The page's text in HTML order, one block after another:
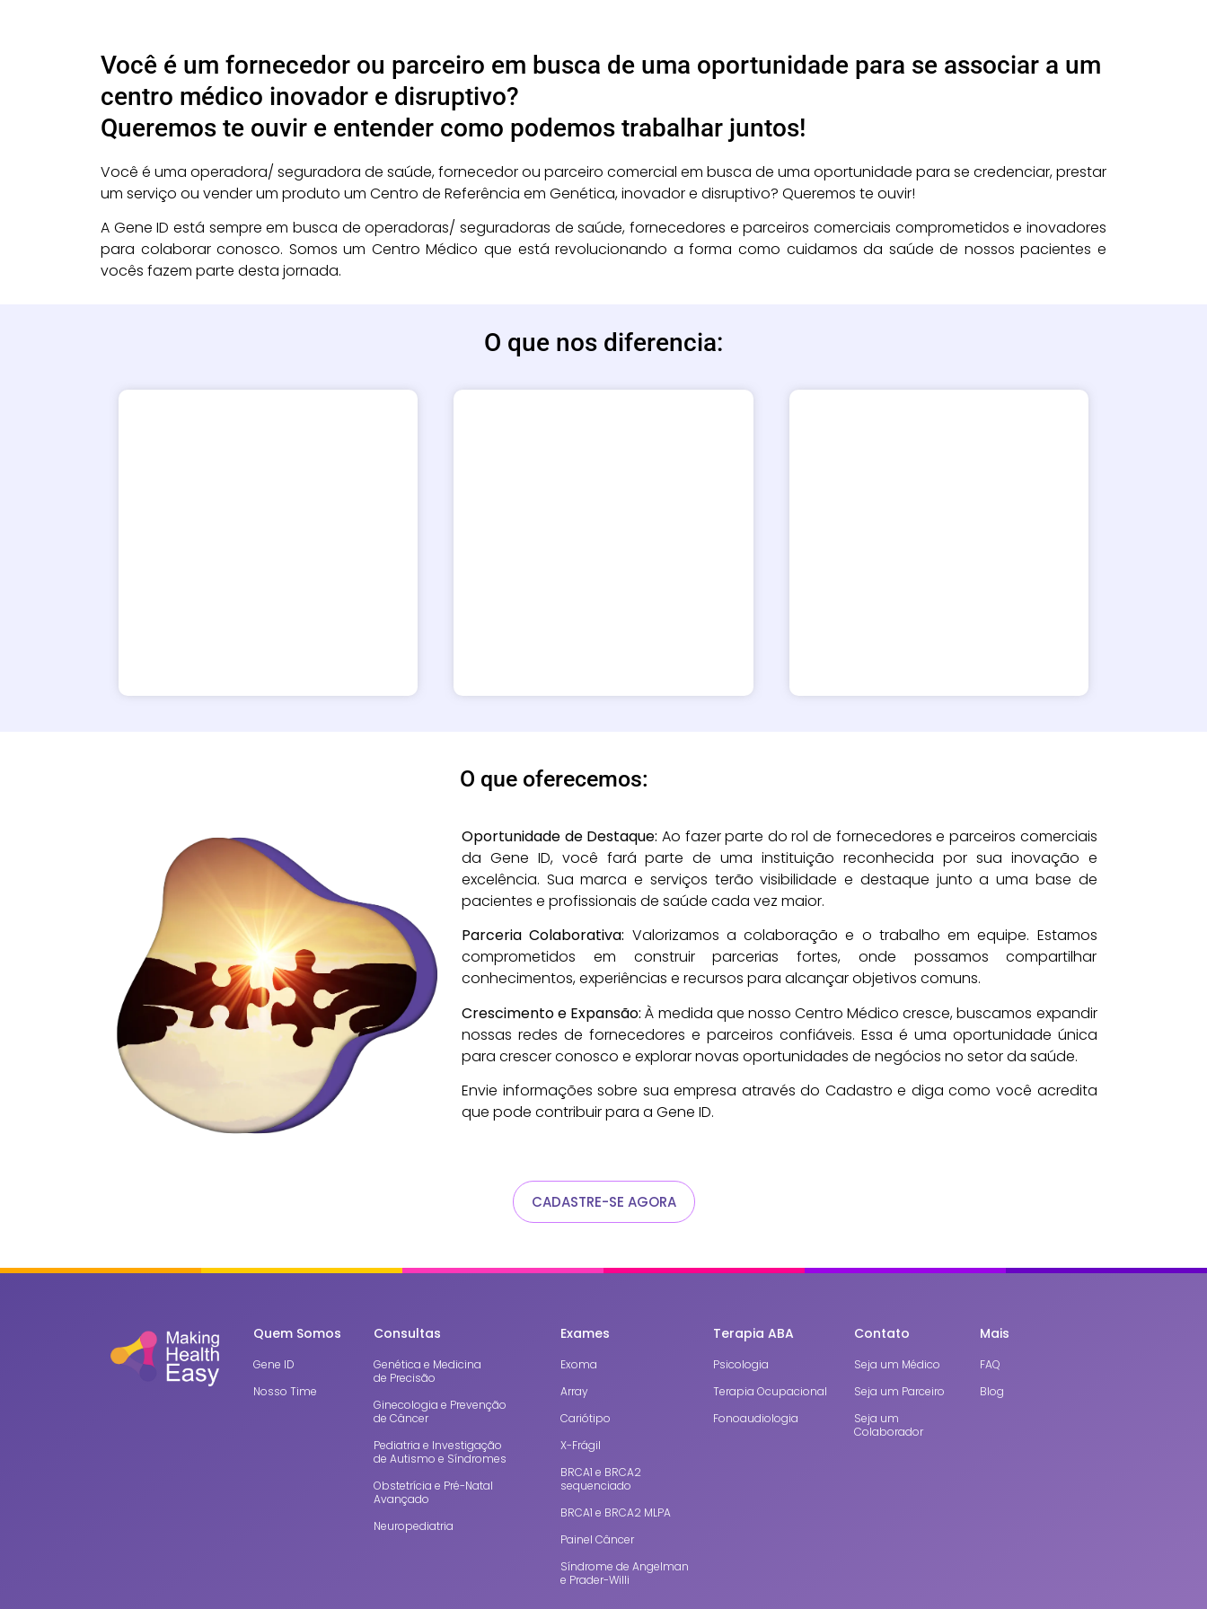
Você é um fornecedor ou parceiro em busca de uma oportunidade para se associar a um
centro médico inovador e disruptivo?
Queremos te ouvir e entender como podemos trabalhar juntos!
Você é uma operadora/ seguradora de saúde, fornecedor ou parceiro comercial em busca de uma oportunidade para se credenciar, prestar
um serviço ou vender um produto um Centro de Referência em Genética, inovador e disruptivo? Queremos te ouvir!
A Gene ID está sempre em busca de operadoras/ seguradoras de saúde, fornecedores e parceiros comerciais comprometidos e inovadores
para colaborar conosco. Somos um Centro Médico que está revolucionando a forma como cuidamos da saúde de nossos pacientes e
vocês fazem parte desta jornada.
O que nos diferencia:
O que oferecemos:
Oportunidade de Destaque: Ao fazer parte do rol de fornecedores e parceiros comerciais
da Gene ID, você fará parte de uma instituição reconhecida por sua inovação e
excelência. Sua marca e serviços terão visibilidade e destaque junto a uma base de
pacientes e profissionais de saúde cada vez maior.
Parceria Colaborativa: Valorizamos a colaboração e o trabalho em equipe. Estamos
comprometidos em construir parcerias fortes, onde possamos compartilhar
conhecimentos, experiências e recursos para alcançar objetivos comuns.
Crescimento e Expansão:À medida que nosso Centro Médico cresce, buscamos expandir
nossas redes de fornecedores e parceiros confiáveis. Essa é uma oportunidade única
para crescer conosco e explorar novas oportunidades de negócios no setor da saúde.
Envie informações sobre sua empresa através do Cadastro e diga como você acredita
que pode contribuir para a Gene ID.
CADASTRE-SE AGORA
Quem Somos
Gene ID
Nosso Time
Consultas
Genética e Medicina
de Precisão
Ginecologia e Prevenção
de Câncer
Pediatria e Investigação
de Autismo e Síndromes
Obstetrícia e Pré-Natal
Avançado
Neuropediatria
Exames
Exoma
Array
Cariótipo
X-Frágil
BRCA1 e BRCA2
sequenciado
BRCA1 e BRCA2 MLPA
Painel Câncer
Síndrome de Angelman
e Prader-Willi
Terapia ABA
Psicologia
Terapia Ocupacional
Fonoaudiologia
Contato
Seja um Médico
Seja um Parceiro
Seja um
Colaborador
Mais
FAQ
Blog